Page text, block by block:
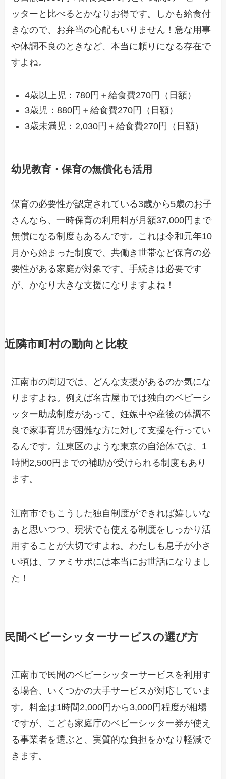
ッターと比べるとかなりお得です。しかも給食付
きなので、お弁当の心配もいりません！急な用事
や体調不良のときなど、本当に頼りになる存在で
すよね。
4歳以上児：780円＋給食費270円（日額）
3歳児：880円＋給食費270円（日額）
3歳未満児：2,030円＋給食費270円（日額）
幼児教育・保育の無償化も活用
保育の必要性が認定されている3歳から5歳のお子
さんなら、一時保育の利用料が月額37,000円まで
無償になる制度もあるんです。これは令和元年10
月から始まった制度で、共働き世帯など保育の必
要性がある家庭が対象です。手続きは必要です
が、かなり大きな支援になりますよね！
近隣市町村の動向と比較
江南市の周辺では、どんな支援があるのか気にな
りますよね。例えば名古屋市では独自のベビーシ
ッター助成制度があって、妊娠中や産後の体調不
良で家事育児が困難な方に対して支援を行ってい
るんです。江東区のような東京の自治体では、1
時間2,500円までの補助が受けられる制度もあり
ます。
江南市でもこうした独自制度ができれば嬉しいな
ぁと思いつつ、現状でも使える制度をしっかり活
用することが大切ですよね。わたしも息子が小さ
い頃は、ファミサポには本当にお世話になりまし
た！
民間ベビーシッターサービスの選び方
江南市で民間のベビーシッターサービスを利用す
る場合、いくつかの大手サービスが対応していま
す。料金は1時間2,000円から3,000円程度が相場
ですが、こども家庭庁のベビーシッター券が使え
る事業者を選ぶと、実質的な負担をかなり軽減で
きます。